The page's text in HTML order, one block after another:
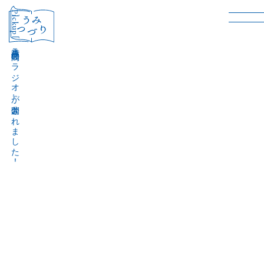
［Pickup］
音声作品『波間のラジオ』が公開されました！